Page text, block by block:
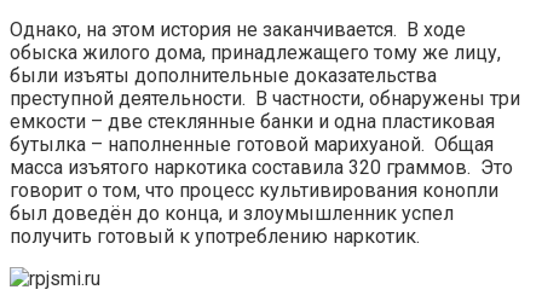
Однако, на этом история не заканчивается. В ходе
обыска жилого дома, принадлежащего тому же лицу,
были изъяты дополнительные доказательства
преступной деятельности. В частности, обнаружены три
емкости – две стеклянные банки и одна пластиковая
бутылка – наполненные готовой марихуаной. Общая
масса изъятого наркотика составила 320 граммов. Это
говорит о том, что процесс культивирования конопли
был доведён до конца, и злоумышленник успел
получить готовый к употреблению наркотик.